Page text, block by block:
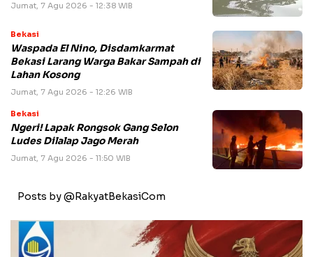
Jumat, 7 Agu 2026 - 12:38 WIB
Bekasi
Waspada El Nino, Disdamkarmat
Bekasi Larang Warga Bakar Sampah di
Lahan Kosong
Jumat, 7 Agu 2026 - 12:26 WIB
Bekasi
Ngeri! Lapak Rongsok Gang Selon
Ludes Dilalap Jago Merah
Jumat, 7 Agu 2026 - 11:50 WIB
Posts by @RakyatBekasiCom